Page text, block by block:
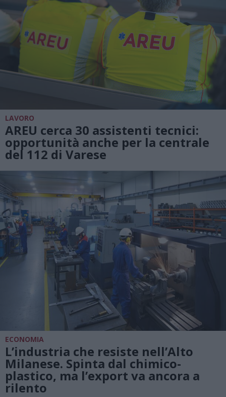
LAVORO
AREU cerca 30 assistenti tecnici:
opportunità anche per la centrale
del 112 di Varese
ECONOMIA
L’industria che resiste nell’Alto
Milanese. Spinta dal chimico-
plastico, ma l’export va ancora a
rilento